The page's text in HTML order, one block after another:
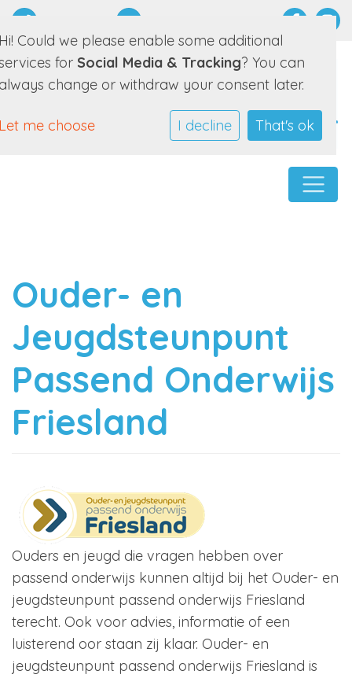
Ouder- en
Jeugdsteunpunt
Passend Onderwijs
Friesland
Ouders en jeugd die vragen hebben over
passend onderwijs kunnen altijd bij het Ouder- en
jeugdsteunpunt passend onderwijs Friesland
terecht. Ook voor advies, informatie of een
luisterend oor staan zij klaar. Ouder- en
jeugdsteunpunt passend onderwijs Friesland is
Could we please enable some additional
for Social Media & Tracking? You can
change or withdraw your consent later.
me choose I decline That's ok